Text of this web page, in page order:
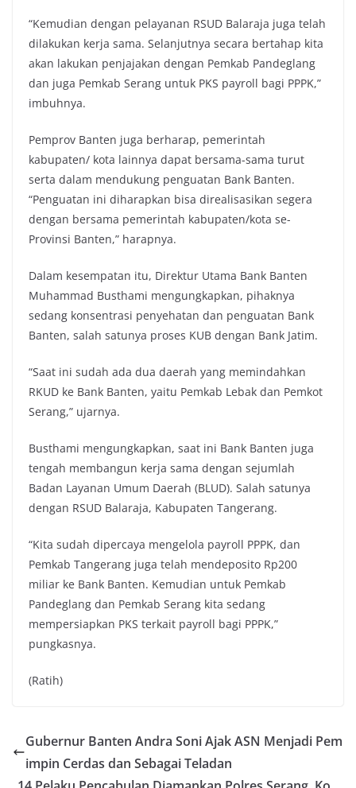
“Kemudian dengan pelayanan RSUD Balaraja juga telah
dilakukan kerja sama. Selanjutnya secara bertahap kita
akan lakukan penjajakan dengan Pemkab Pandeglang
dan juga Pemkab Serang untuk PKS payroll bagi PPPK,”
imbuhnya.
Pemprov Banten juga berharap, pemerintah
kabupaten/ kota lainnya dapat bersama-sama turut
serta dalam mendukung penguatan Bank Banten.
“Penguatan ini diharapkan bisa direalisasikan segera
dengan bersama pemerintah kabupaten/kota se-
Provinsi Banten,” harapnya.
Dalam kesempatan itu, Direktur Utama Bank Banten
Muhammad Busthami mengungkapkan, pihaknya
sedang konsentrasi penyehatan dan penguatan Bank
Banten, salah satunya proses KUB dengan Bank Jatim.
“Saat ini sudah ada dua daerah yang memindahkan
RKUD ke Bank Banten, yaitu Pemkab Lebak dan Pemkot
Serang,” ujarnya.
Busthami mengungkapkan, saat ini Bank Banten juga
tengah membangun kerja sama dengan sejumlah
Badan Layanan Umum Daerah (BLUD). Salah satunya
dengan RSUD Balaraja, Kabupaten Tangerang.
“Kita sudah dipercaya mengelola payroll PPPK, dan
Pemkab Tangerang juga telah mendeposito Rp200
miliar ke Bank Banten. Kemudian untuk Pemkab
Pandeglang dan Pemkab Serang kita sedang
mempersiapkan PKS terkait payroll bagi PPPK,”
pungkasnya.
(Ratih)
Gubernur Banten Andra Soni Ajak ASN Menjadi Pem
impin Cerdas dan Sebagai Teladan